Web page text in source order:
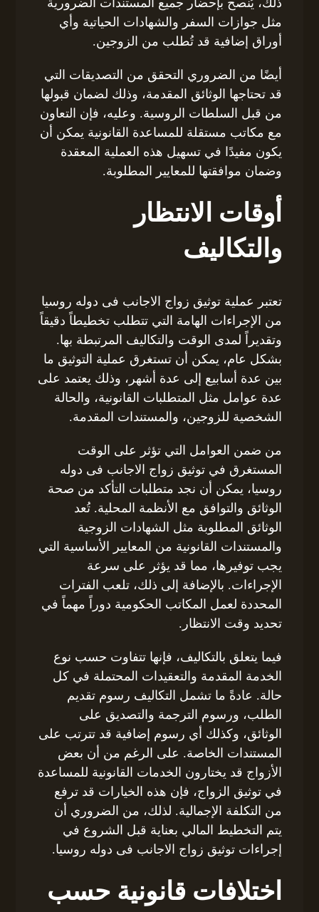
ذلك، يُنصح بإحضار جميع المستندات الضرورية
مثل جوازات السفر والشهادات الحياتية وأي
أوراق إضافية قد تُطلب من الزوجين.
أيضًا من الضروري التحقق من التصديقات التي
قد تحتاجها الوثائق المقدمة، وذلك لضمان قبولها
من قبل السلطات الروسية. وعليه، فإن التعاون
مع مكاتب مستقلة للمساعدة القانونية يمكن أن
يكون مفيدًا في تسهيل هذه العملية المعقدة
وضمان موافقتها للمعايير المطلوبة.
أوقات الانتظار
والتكاليف
تعتبر عملية توثيق زواج الاجانب فى دوله روسيا
من الإجراءات الهامة التي تتطلب تخطيطاً دقيقاً
وتقديراً لمدى الوقت والتكاليف المرتبطة بها.
بشكل عام، يمكن أن تستغرق عملية التوثيق ما
بين عدة أسابيع إلى عدة أشهر، وذلك يعتمد على
عدة عوامل مثل المتطلبات القانونية، والحالة
الشخصية للزوجين، والمستندات المقدمة.
من ضمن العوامل التي تؤثر على الوقت
المستغرق في توثيق زواج الاجانب فى دوله
روسيا، يمكن أن نجد متطلبات التأكد من صحة
الوثائق والتوافق مع الأنظمة المحلية. تُعد
الوثائق المطلوبة مثل الشهادات الزوجية
والمستندات القانونية من المعايير الأساسية التي
يجب توفيرها، مما قد يؤثر على سرعة
الإجراءات. بالإضافة إلى ذلك، تلعب الفترات
المحددة لعمل المكاتب الحكومية دوراً مهماً في
تحديد وقت الانتظار.
فيما يتعلق بالتكاليف، فإنها تتفاوت حسب نوع
الخدمة المقدمة والتعقيدات المحتملة في كل
حالة. عادةً ما تشمل التكاليف رسوم تقديم
الطلب، ورسوم الترجمة والتصديق على
الوثائق، وكذلك أي رسوم إضافية قد تترتب على
المستندات الخاصة. على الرغم من أن بعض
الأزواج قد يختارون الخدمات القانونية للمساعدة
في توثيق الزواج، فإن هذه الخيارات قد ترفع
من التكلفة الإجمالية. لذلك، من الضروري أن
يتم التخطيط المالي بعناية قبل الشروع في
إجراءات توثيق زواج الاجانب فى دوله روسيا.
اختلافات قانونية حسب